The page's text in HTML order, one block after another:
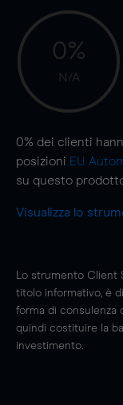
0%
N/A
0% dei clienti
posizioni EU
su questo
Visualizza lo
Lo strumento
titolo informativo, è
forma di consulenza
quindi costituire la
investimento.